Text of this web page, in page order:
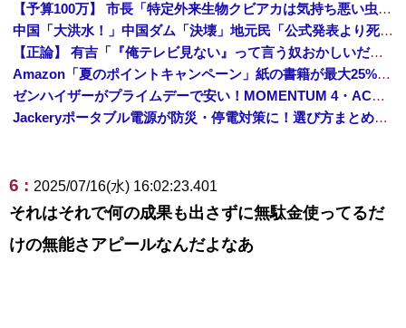
【予算100万】 市長「特定外来生物クビアカは気持ち悪い虫だしそんな需要ないと思う」1匹300円相当の報奨金→初日に42万取られ焦り
中国「大洪水！」中国ダム「決壊」地元民「公式発表より死者多い！」中国政府「住民拘束！（安否不明」中国当局「救助隊動画も削除」台風13号「三峡ダム接近中」→
【正論】 有吉「『俺テレビ見ない』って言う奴おかしいだろ。団子屋で『団子食べない』って言うか？」
Amazon「夏のポイントキャンペーン」紙の書籍が最大25%ポイント還元 対象と条件を整理（2026年7月）
ゼンハイザーがプライムデーで安い！MOMENTUM 4・ACCENTUMなど対象モデルまとめ！
Jackeryポータブル電源が防災・停電対策に！選び方まとめ【プライムデー最終日】
6 : 2025/07/16(水) 16:02:23.401
それはそれで何の成果も出さずに無駄金使ってるだ
けの無能さアピールなんだよなあ